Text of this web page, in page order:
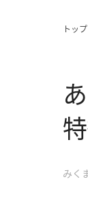
トップ
みく